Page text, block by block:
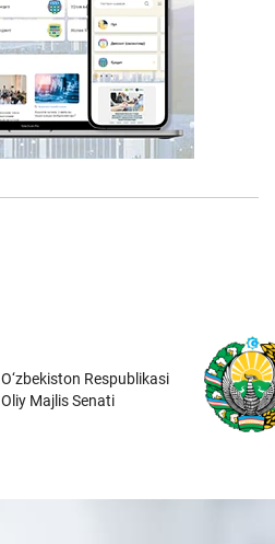
O‘zbekiston Respublikasi
Oliy Majlis Senati